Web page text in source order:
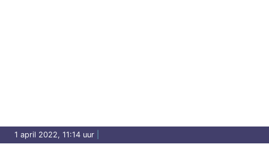
1 april 2022, 11:14 uur